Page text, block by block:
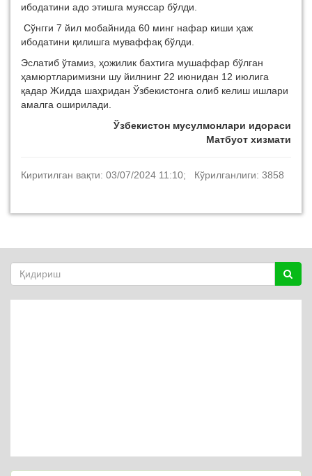
ибодатини адо этишга муяссар бўлди.
Сўнгги 7 йил мобайнида 60 минг нафар киши ҳаж
ибодатини қилишга муваффақ бўлди.
Эслатиб ўтамиз, ҳожилик бахтига мушаффар бўлган
ҳамюртларимизни шу йилнинг 22 июнидан 12 июлига
қадар Жидда шаҳридан Ўзбекистонга олиб келиш ишлари
амалга оширилади.
Ўзбекистон мусулмонлари идораси
Матбуот хизмати
Киритилган вақти: 03/07/2024 11:10; Кўрилганлиги: 3858